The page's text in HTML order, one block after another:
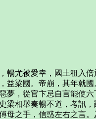
暢尤被愛幸，國土租入
益梁國。帝崩，其年就國
夢，從官卞忌自言能使
梁相舉奏暢不道，考訊
母之手，信惑左右之言